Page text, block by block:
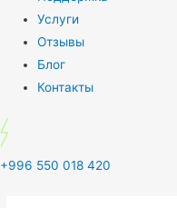
Услуги
Отзывы
Блог
Контакты
+996 550 018 420